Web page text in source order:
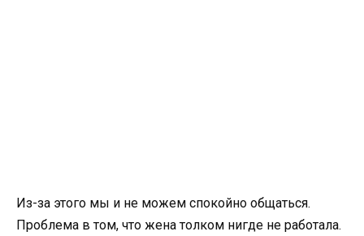
Из-за этого мы и не можем спокойно общаться.
Проблема в том, что жена толком нигде не работала.